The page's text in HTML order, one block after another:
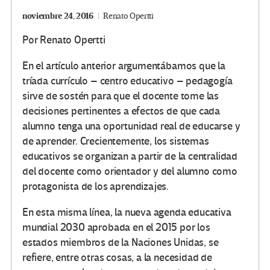
noviembre 24, 2016 Renato Opertti
Por Renato Opertti
En el artículo anterior argumentábamos que la
tríada currículo – centro educativo – pedagogía
sirve de sostén para que el docente tome las
decisiones pertinentes a efectos de que cada
alumno tenga una oportunidad real de educarse y
de aprender. Crecientemente, los sistemas
educativos se organizan a partir de la centralidad
del docente como orientador y del alumno como
protagonista de los aprendizajes.
En esta misma línea, la nueva agenda educativa
mundial 2030 aprobada en el 2015 por los
estados miembros de la Naciones Unidas, se
refiere, entre otras cosas, a la necesidad de